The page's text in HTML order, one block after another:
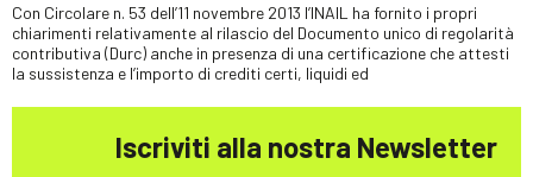
Con Circolare n. 53 dell’11 novembre 2013 l’INAIL ha fornito i propri
chiarimenti relativamente al rilascio del Documento unico di regolarità
contributiva (Durc) anche in presenza di una certificazione che attesti
la sussistenza e l’importo di crediti certi, liquidi ed
Iscriviti alla nostra Newsletter